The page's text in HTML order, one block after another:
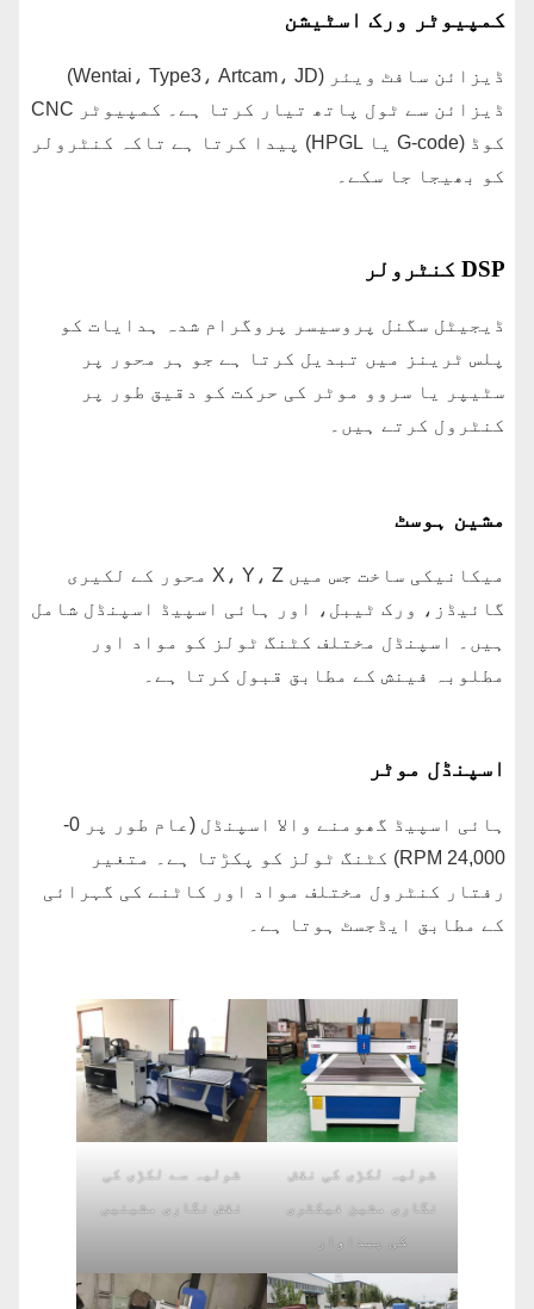
کمپیوٹر ورک اسٹیشن
ڈیزائن سافٹ ویئر (Wentai، Type3، Artcam، JD)
ڈیزائن سے ٹول پاتھ تیار کرتا ہے۔ کمپیوٹر CNC
کوڈ (G-code یا HPGL) پیدا کرتا ہے تاکہ کنٹرولر
کو بھیجا جا سکے۔
DSP کنٹرولر
ڈیجیٹل سگنل پروسیسر پروگرام شدہ ہدایات کو
پلس ٹرینز میں تبدیل کرتا ہے جو ہر محور پر
سٹیپر یا سروو موٹر کی حرکت کو دقیق طور پر
کنٹرول کرتے ہیں۔
مشین ہوسٹ
میکانیکی ساخت جس میں X، Y، Z محور کے لکیری
گائیڈز، ورک ٹیبل، اور ہائی اسپیڈ اسپنڈل شامل
ہیں۔ اسپنڈل مختلف کٹنگ ٹولز کو مواد اور
مطلوبہ فینش کے مطابق قبول کرتا ہے۔
اسپنڈل موٹر
ہائی اسپیڈ گھومنے والا اسپنڈل (عام طور پر 0-
24,000 RPM) کٹنگ ٹولز کو پکڑتا ہے۔ متغیر
رفتار کنٹرول مختلف مواد اور کاٹنے کی گہرائی
کے مطابق ایڈجسٹ ہوتا ہے۔
شولیہ لکڑی کی نقش
نگاری مشین فیکٹری
کی پیداوار
شولیہ سے لکڑی کی
نقش نگاری مشینیں